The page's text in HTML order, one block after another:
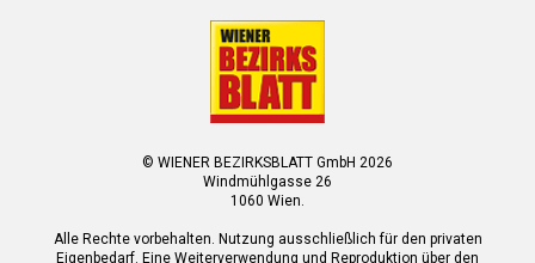
© WIENER BEZIRKSBLATT GmbH 2026
Windmühlgasse 26
1060 Wien.
Alle Rechte vorbehalten. Nutzung ausschließlich für den privaten
Eigenbedarf. Eine Weiterverwendung und Reproduktion über den